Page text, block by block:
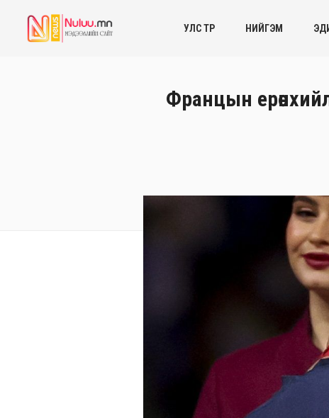
УЛС ТӨР НИЙГЭМ
Францын